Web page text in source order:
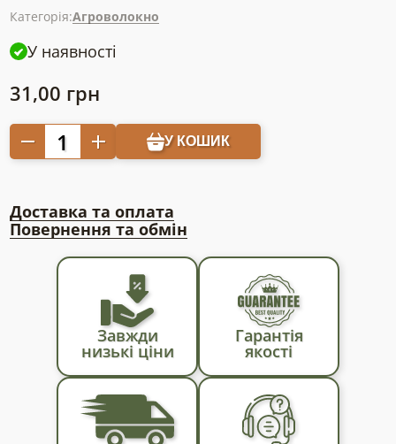
Категорія:Агроволокно
У наявності
31,00 грн
Агроволокно
від
метраж
90
агроволокно
чорне
агрополотно
У КОШИК
Доставка та оплата
Повернення та обмін
Завжди
низькі ціни
Гарантія
якості